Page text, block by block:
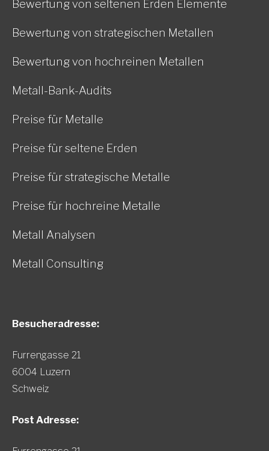
Bewertung von seltenen Erden Elemente
Bewertung von strategischen Metallen
Bewertung von hochreinen Metallen
Metall-Bank-Audits
Preise für Metalle
Preise für seltene Erden
Preise für strategische Metalle
Preise für hochreine Metalle
Metall Analysen
Metall Consulting
Besucheradresse:
Furrengasse 21
6004 Luzern
Schweiz
Post Adresse: